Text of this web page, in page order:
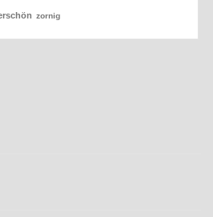
zornig